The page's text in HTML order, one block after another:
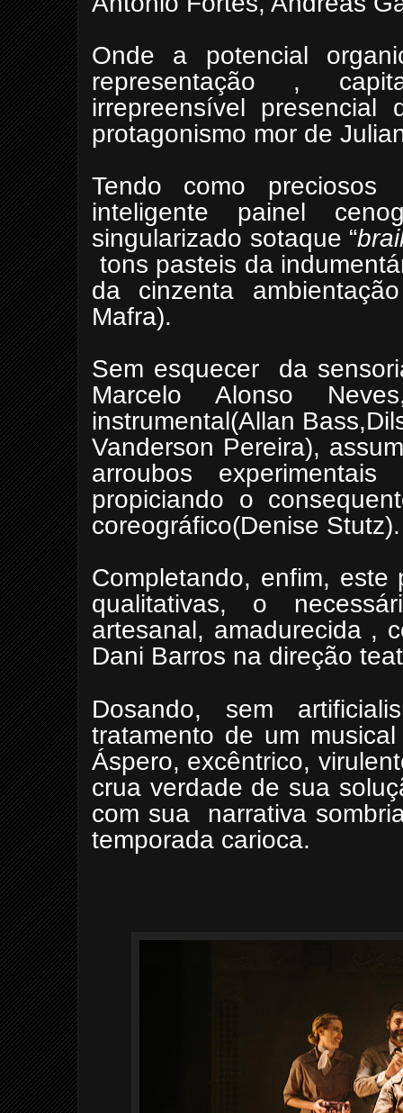
Onde a potencial
representação ,
irrepreensível presencial
protagonismo mor de
Tendo como
inteligente painel
singularizado sotaque “
tons pasteis da
da cinzenta
Mafra).
Sem esquecer da
Marcelo Alonso
instrumental(Allan
Vanderson Pereira),
arroubos
propiciando o
coreográfico(Denise Stutz).
Completando, enfim,
qualitativas, o
artesanal, amadurecida ,
Dani Barros na direção
Dosando, sem
tratamento de um
Áspero, excêntrico,
crua verdade de sua
com sua narrativa
temporada carioca.